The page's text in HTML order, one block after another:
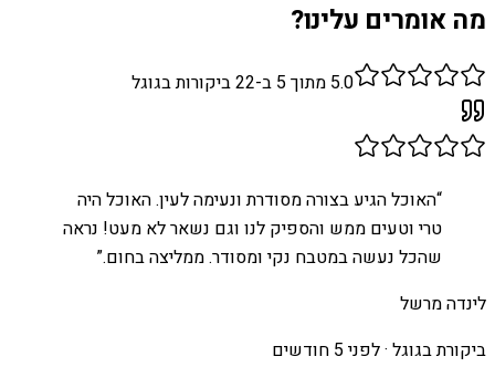
מה אומרים עלינו?
5.0 מתוך 5 ב- 22ביקורות בגוגל
“האוכל הגיע בצורה מסודרת ונעימה לעין. האוכל היה
טרי וטעים ממש והספיק לנו וגם נשאר לא מעט! נראה
שהכל נעשה במטבח נקי ומסודר. ממליצה בחום.”
לינדה מרשל
ביקורת בגוגל ·לפני 5 חודשים